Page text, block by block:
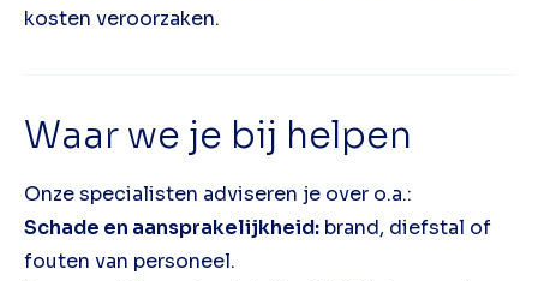
kosten veroorzaken.
Waar we je bij helpen
Onze specialisten adviseren je over o.a.:
Schade en aansprakelijkheid: brand, diefstal of
fouten van personeel.